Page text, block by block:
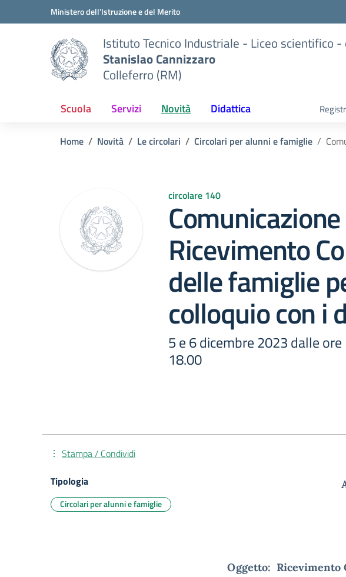
Vai ai contenuti
Vai al menu di navigazioneMinistero dell'Istruzione e del Merito
Istituto Tecnico Industriale - Liceo scientifico
Stanislao Cannizzaro
Colleferro (RM)
Scuola Servizi Novità Didattica
Home Novità Le circolari Circolari per alunni e famiglie
circolare 140
Ricevimento
delle famiglie
colloquio con i
5 e 6 dicembre 2023 dalle
18.00
Oggetto: Ricevimento
Stampa / Condividi
Tipologia
Circolari per alunni e famiglie